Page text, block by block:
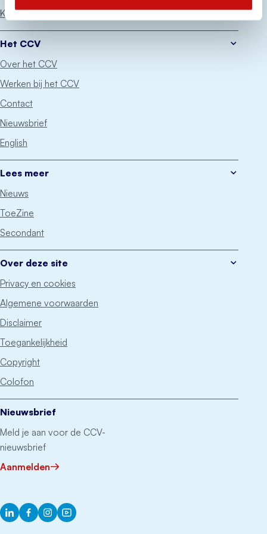
Keurmerken
Het CCV
Over het CCV
Werken bij het CCV
Contact
Nieuwsbrief
English
Lees meer
Nieuws
ToeZine
Secondant
Over deze site
Privacy en cookies
Algemene voorwaarden
Disclaimer
Toegankelijkheid
Copyright
Colofon
Nieuwsbrief
Meld je aan voor de CCV-
nieuwsbrief
Aanmelden
LinkedInFacebook
InstagramYouTube